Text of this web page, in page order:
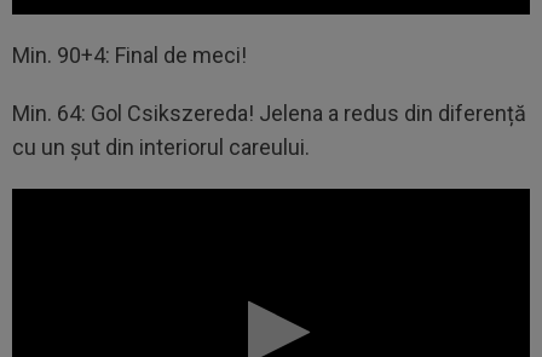
Min. 90+4: Final de meci!
Min. 64: Gol Csikszereda! Jelena a redus din diferență
cu un șut din interiorul careului.